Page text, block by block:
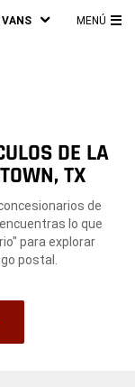
MENÚ
DE LA
TX
de
lo que
para explorar
postal.